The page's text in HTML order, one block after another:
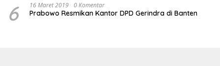
6 16 Maret 2019 0 Komentar
Prabowo Resmikan Kantor DPD Gerindra di Banten